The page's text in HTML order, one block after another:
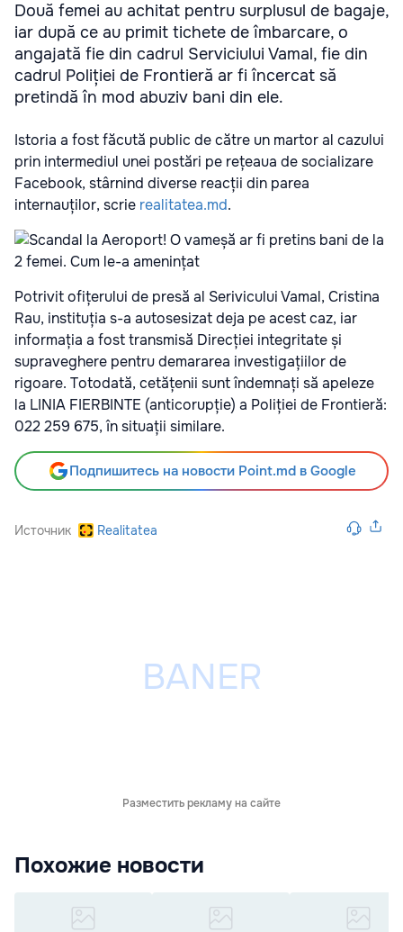
Două femei au achitat pentru surplusul de bagaje,
iar după ce au primit tichete de îmbarcare, o
angajată fie din cadrul Serviciului Vamal, fie din
cadrul Poliției de Frontieră ar fi încercat să
pretindă în mod abuziv bani din ele.
Istoria a fost făcută public de către un martor al cazului
prin intermediul unei postări pe rețeaua de socializare
Facebook, stârnind diverse reacții din parea
internauților, scrie realitatea.md.
Potrivit ofițerului de presă al Serivicului Vamal, Cristina
Rau, instituția s-a autosesizat deja pe acest caz, iar
informația a fost transmisă Direcției integritate și
supraveghere pentru demararea investigațiilor de
rigoare. Totodată, cetățenii sunt îndemnați să apeleze
la LINIA FIERBINTE (anticorupție) a Poliției de Frontieră:
022 259 675, în situații similare.
Подпишитесь на новости Point.md в Google
Источник Realitatea
Разместить рекламу на сайте
Похожие новости